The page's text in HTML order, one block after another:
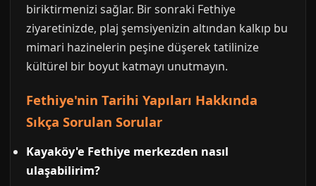
biriktirmenizi sağlar. Bir sonraki Fethiye
ziyaretinizde, plaj şemsiyenizin altından kalkıp bu
mimari hazinelerin peşine düşerek tatilinize
kültürel bir boyut katmayı unutmayın.
Fethiye'nin Tarihi Yapıları Hakkında
Sıkça Sorulan Sorular
Kayaköy'e Fethiye merkezden nasıl
ulaşabilirim?